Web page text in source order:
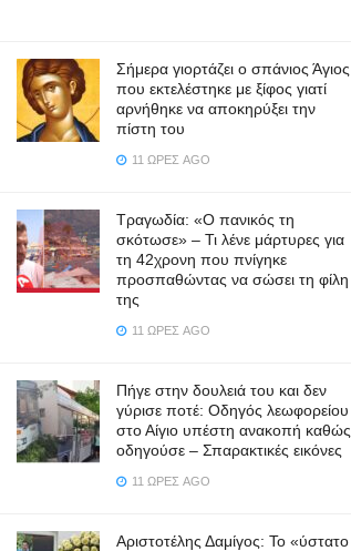
Σήμερα γιορτάζει ο σπάνιος Άγιος
που εκτελέστηκε με ξίφος γιατί
αρνήθηκε να αποκηρύξει την
πίστη του
11 ΏΡΕΣ AGO
Τραγωδία: «Ο πανικός τη
σκότωσε» – Τι λένε μάρτυρες για
τη 42χρονη που πνίγηκε
προσπαθώντας να σώσει τη φίλη
της
11 ΏΡΕΣ AGO
Πήγε στην δουλειά του και δεν
γύρισε ποτέ: Οδηγός λεωφορείου
στο Αίγιο υπέστη ανακοπή καθώς
οδηγούσε – Σπαρακτικές εικόνες
11 ΏΡΕΣ AGO
Αριστοτέλης Δαμίγος: Το «ύστατο